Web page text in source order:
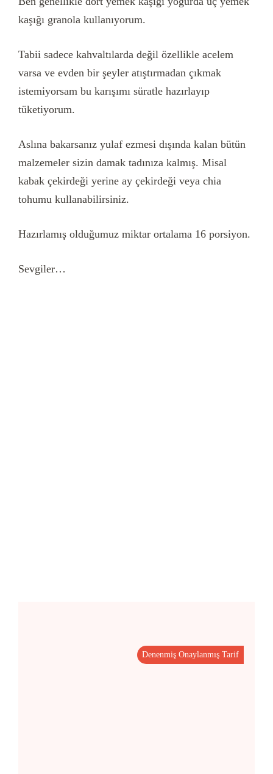
kaşığı granola kullanıyorum.
Tabii sadece kahvaltılarda değil özellikle acelem
varsa ve evden bir şeyler atıştırmadan çıkmak
istemiyorsam bu karışımı süratle hazırlayıp
tüketiyorum.
Aslına bakarsanız yulaf ezmesi dışında kalan bütün
malzemeler sizin damak tadınıza kalmış. Misal
kabak çekirdeği yerine ay çekirdeği veya chia
tohumu kullanabilirsiniz.
Hazırlamış olduğumuz miktar ortalama 16 porsiyon.
Sevgiler…
Denenmiş Onaylanmış Tarif